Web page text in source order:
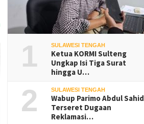
1 SULAWESI TENGAH
Ketua KORMI Sulteng
Ungkap Isi Tiga Surat
hingga U…
2 SULAWESI TENGAH
Wabup Parimo Abdul Sahid
Terseret Dugaan
Reklamasi…